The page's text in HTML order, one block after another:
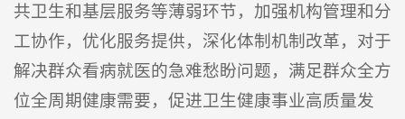
共卫生和基层服务等薄弱环节，加强机构管理和分
工协作，优化服务提供，深化体制机制改革，对于
解决群众看病就医的急难愁盼问题，满足群众全方
位全周期健康需要，促进卫生健康事业高质量发